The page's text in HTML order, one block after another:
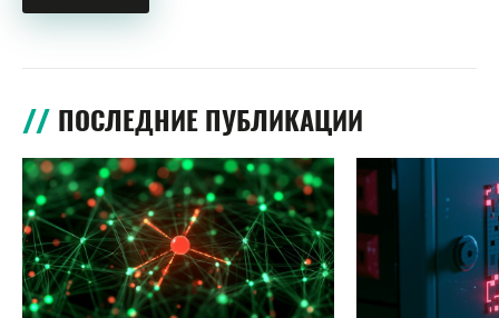
ПОСЛЕДНИЕ ПУБЛИКАЦИИ